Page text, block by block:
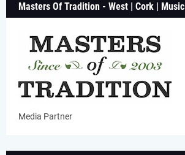
Masters Of Tradition - West | Cork | Music
Media Partner